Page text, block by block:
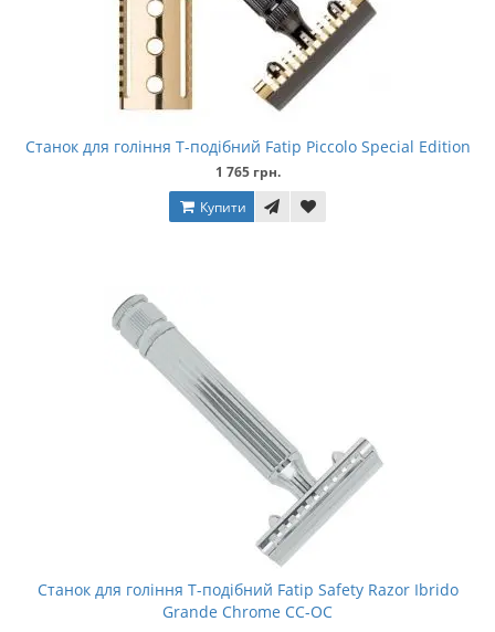
Станок для гоління Т-подібний Fatip Piccolo Special Edition
1 765 грн.
Купити
Станок для гоління Т-подібний Fatip Safety Razor Ibrido
Grande Chrome CC-OC